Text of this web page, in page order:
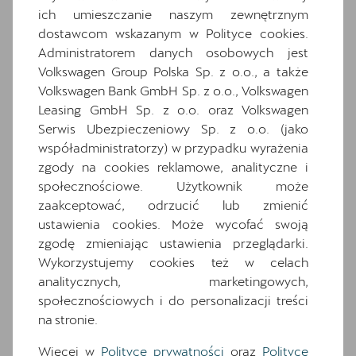
Hybrid drive system mHEV
Informacje o oponach
Komplet dywaników
Materiałowa ze skórą ekologiczną w kolorze
czarnym
Media System Plus: 12.9-calowy kolorowy
ekran dotykowy
Osłony przeciwsłoneczne kierowcy i
pasażera z zamykanymi i podświetlanymi
lusterkami
Oświetlenie powitalne LED w lusterkach
bocznych
Relingi dachowe w kolorze lśniącej czerni
Schowek z funkcją bezprzewodowego
ładowania telefonu
Speed limiter
System Front Cross traffic assist
ich umieszczanie naszym zewnętrznym
dostawcom wskazanym w Polityce cookies.
Administratorem danych osobowych jest
Volkswagen Group Polska Sp. z o.o., a także
Volkswagen Bank GmbH Sp. z o.o., Volkswagen
Leasing GmbH Sp. z o.o. oraz Volkswagen
Serwis Ubezpieczeniowy Sp. z o.o. (jako
współadministratorzy) w przypadku wyrażenia
zgody na cookies reklamowe, analityczne i
społecznościowe. Użytkownik może
zaakceptować, odrzucić lub zmienić
ustawienia cookies. Może wycofać swoją
zgodę zmieniając ustawienia przeglądarki.
Wykorzystujemy cookies też w celach
analitycznych, marketingowych,
społecznościowych i do personalizacji treści
na stronie.
Więcej w Polityce prywatności oraz Polityce